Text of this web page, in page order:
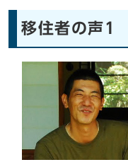
移住者の声1